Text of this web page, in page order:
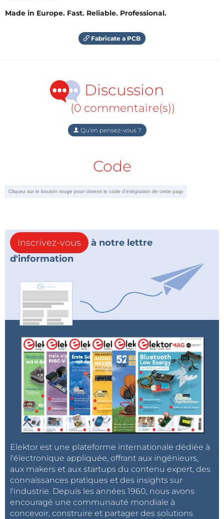
Made in Europe. Fast. Reliable. Professional.
Fabricate a PCB
Discussion
(0 commentaire(s))
Qu'en pensez-vous ?
Code
Inscrivez-vous
à notre lettre
d'information
Elektor est une plateforme internationale dédiée à
l'électronique appliquée, offrant aux ingénieurs,
aux makers et aux startups du contenu expert, des
connaissances pratiques et des insights sur
l'industrie. Depuis les années 1960, nous avons
encouragé une communauté mondiale à
concevoir, construire et partager des solutions